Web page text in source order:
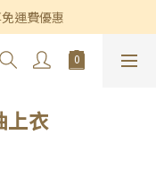
運費優惠
運費優惠
九折優惠
上衣